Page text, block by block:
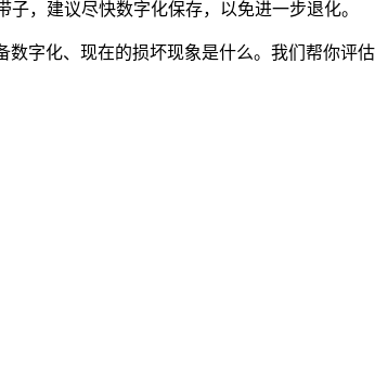
，建议尽快数字化保存，以免进一步退化。
字化、现在的损坏现象是什么。我们帮你评估